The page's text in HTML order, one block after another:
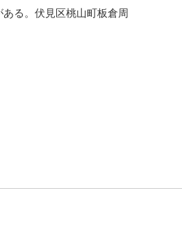
る。伏見区桃山町板倉周